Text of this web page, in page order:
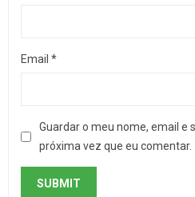
Email *
Guardar o meu nome, email e
próxima vez que eu comentar.